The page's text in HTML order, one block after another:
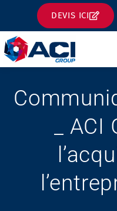
contenu
DEVIS ICI
_